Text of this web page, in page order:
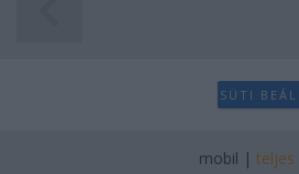
SÜTI
mobil | teljes